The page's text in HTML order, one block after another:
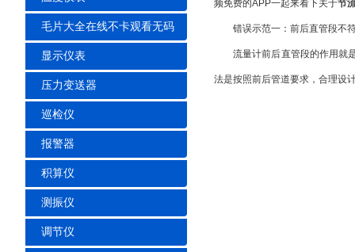
毛片大全在线不卡观看无码
显示仪表
压力变送器
巡检仪
报警器
积算仪
测振仪
调节仪
频免费的APP一起来看下关于节
错误示范一：前后直管段不
流量计前后直管段的作用就是
法是按照前后管道要求，合理设